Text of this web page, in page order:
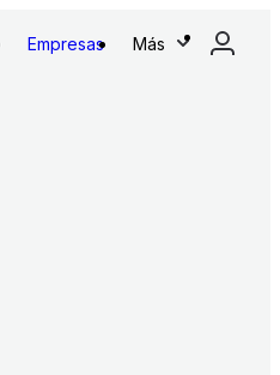
Empresas Más